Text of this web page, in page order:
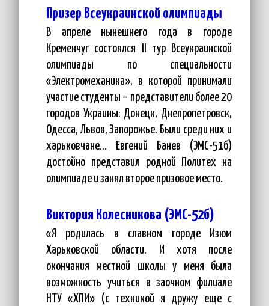
Призер Всеукраинской олимпиады
В апреле нынешнего года в городе
Кременчуг состоялся ІІ тур Всеукраинской
олимпиады по специальности
«Электромеханика», в которой принимали
участие студенты – представители более 20
городов Украины: Донецк, Днепропетровск,
Одесса, Львов, Запорожье. Были среди них и
харьковчане… Евгений Банев (ЭМС-51б)
достойно представил родной Политех на
олимпиаде и занял второе призовое место.
Виктория Колесникова (ЭМС-52б)
«Я родилась в славном городе Изюм
Харьковской области. И хотя после
окончания местной школы у меня была
возможность учиться в заочном филиале
НТУ «ХПИ» (с техникой я дружу еще с